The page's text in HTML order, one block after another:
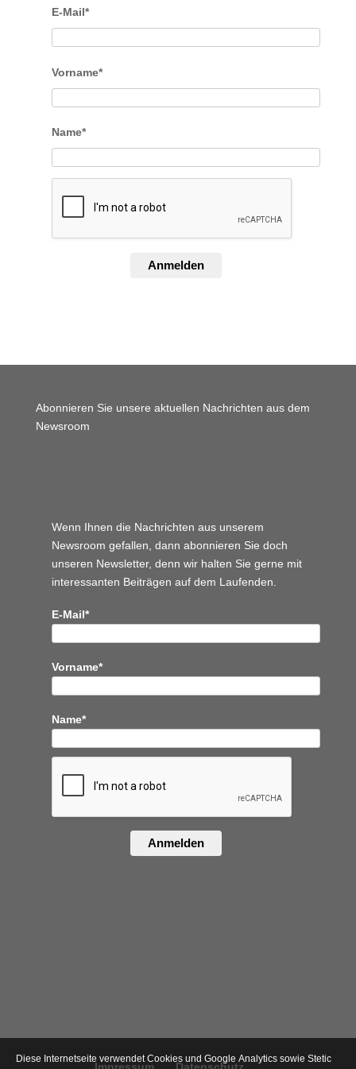
E-Mail*
Vorname*
Name*
Anmelden
Abonnieren Sie unsere aktuellen Nachrichten aus dem
Newsroom
Wenn Ihnen die Nachrichten aus unserem
Newsroom gefallen, dann abonnieren Sie doch
unseren Newsletter, denn wir halten Sie gerne mit
interessanten Beiträgen auf dem Laufenden.
E-Mail*
Vorname*
Name*
Anmelden
Impressum Datenschutz
Diese Internetseite verwendet Cookies und Google Analytics sowie Stetic